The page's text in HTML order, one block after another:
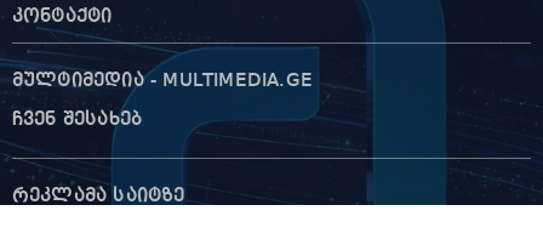
კონტაქტი
მულტიმედია - MULTIMEDIA.GE
ჩვენ შესახებ
რეკლამა საიტზე